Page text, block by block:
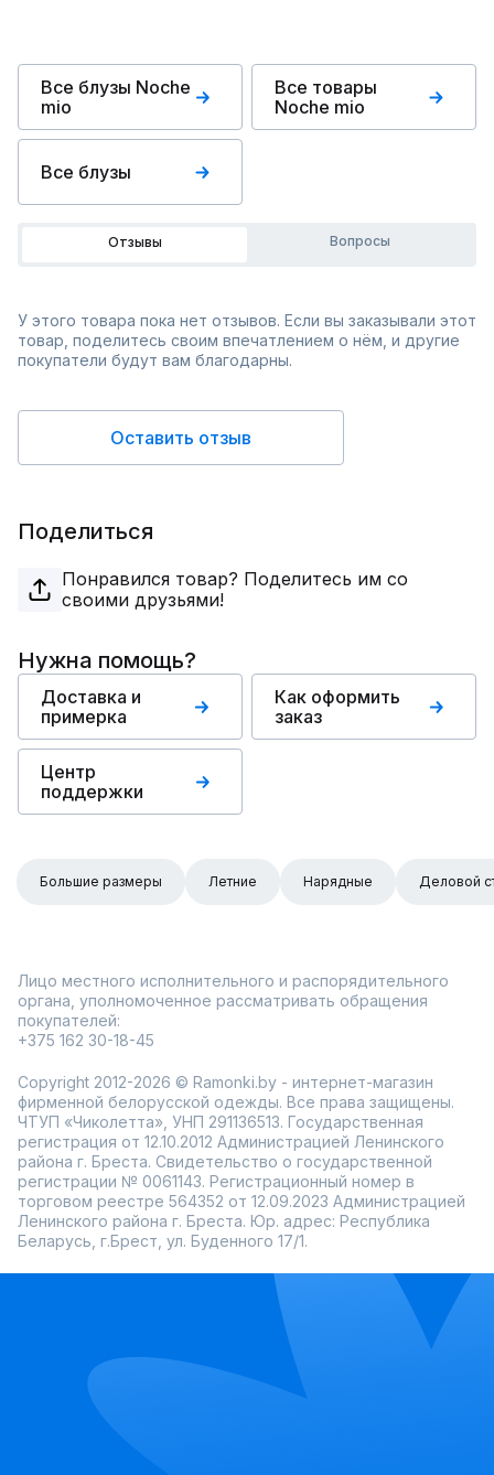
Все блузы Noche
mio
Все товары
Noche mio
Все блузы
Отзывы Вопросы
У этого товара пока нет отзывов. Если вы заказывали этот
товар, поделитесь своим впечатлением о нём, и другие
покупатели будут вам благодарны.
Оставить отзыв
Поделиться
Понравился товар? Поделитесь им со
своими друзьями!
Нужна помощь?
Доставка и
примерка
Как оформить
заказ
Центр
поддержки
Большие размеры Летние Нарядные Деловой
Лицо местного исполнительного и распорядительного
органа, уполномоченное рассматривать обращения
покупателей:
+375 162 30-18-45
Copyright 2012-2026 © Ramonki.by - интернет-магазин
фирменной белорусской одежды. Все права защищены.
ЧТУП «Чиколетта», УНП 291136513. Государственная
регистрация от 12.10.2012 Администрацией Ленинского
района г. Бреста. Свидетельство о государственной
регистрации № 0061143. Регистрационный номер в
торговом реестре 564352 от 12.09.2023 Администрацией
Ленинского района г. Бреста. Юр. адрес: Республика
Беларусь, г.Брест, ул. Буденного 17/1.